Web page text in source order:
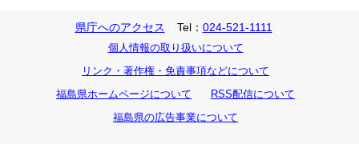
県庁へのアクセス Tel： 024-521-1111
個人情報の取り扱いについて
リンク・著作権・免責事項などについて
福島県ホームページについて
RSS配信について
福島県の広告事業について